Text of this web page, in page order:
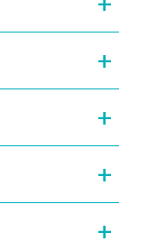
+
+
+
+